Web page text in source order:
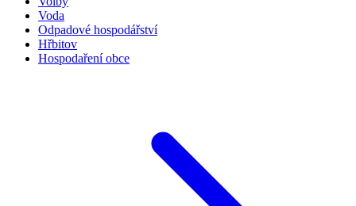
Voda
Odpadové hospodářství
Hřbitov
Hospodaření obce